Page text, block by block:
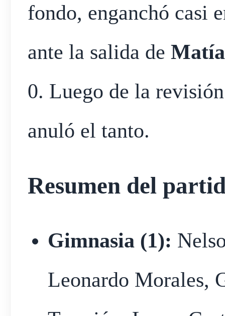
fondo, enganchó casi
ante la salida de
0. Luego de la
anuló el tanto.
Resumen del
Gimnasia (1):
Leonardo Morales,